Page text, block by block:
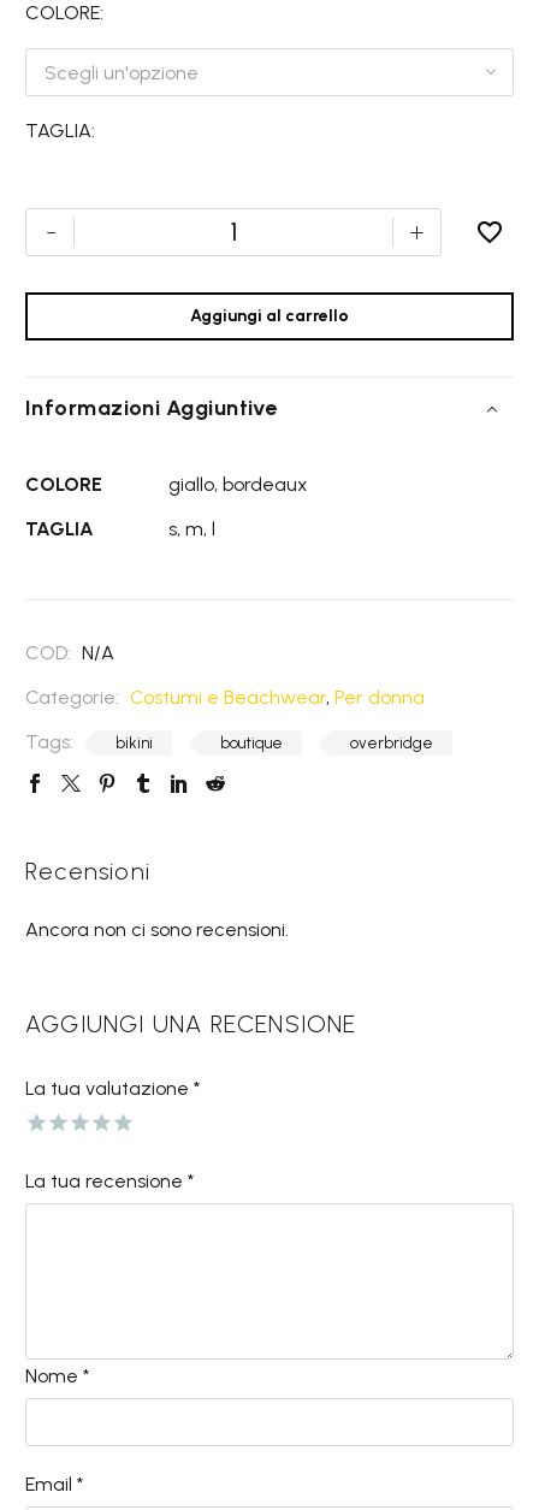
COLORE
Scegli un'opzione
TAGLIA
-
Donna
Tania
+
Aggiungi al carrello
Informazioni Aggiuntive
COLORE
giallo, bordeaux
TAGLIA
s, m, l
COD: N/A
Categorie: Costumi e Beachwear, Per donna
Tags:
bikini boutique overbridge
Recensioni
Ancora non ci sono recensioni.
AGGIUNGI UNA RECENSIONE
La tua valutazione *
La tua recensione *
Nome *
Email *